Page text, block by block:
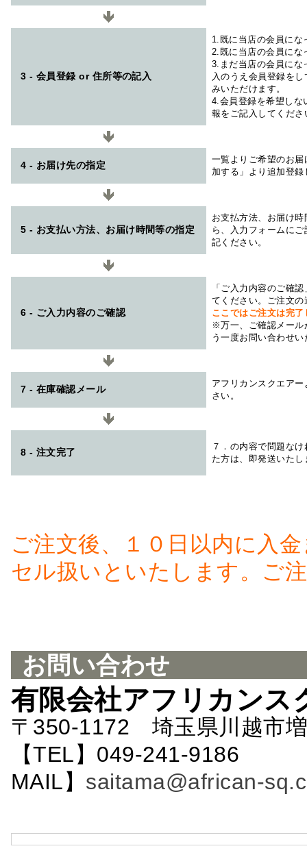
3 - 会員登録 or 住所等の記入
1.既に当店の会員にな
2.既に当店の会員にな
3.まだ当店の会員にな
入のうえ会員登録を
みいただけます。
4.会員登録を希望しな
報をご記入してくださ
4 - お届け先の指定
一覧よりご希望のお
加する」より追加登
5 - お支払い方法、お届け時間等の指定
お支払方法、お届け
ら、入力フォームに
記ください。
6 - ご入力内容のご確認
「ご入力内容のご確
てください。ご注文
ここではご注文は完
※万一、ご確認メール
う一度お問い合わせ
7 - 在庫確認メール
アフリカンスクエアー
さい。
8 - 注文完了
７．の内容で問題な
た方は、即発送いたし
ご注文後、１０日以内に入
セル扱いといたします。ご
お問い合わせ
有限会社アフリカンス
〒350-1172 埼玉県川越市
【TEL】049-241-
MAIL】 saitama@african-